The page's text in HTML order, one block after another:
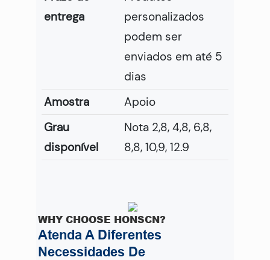
entrega
personalizados
podem ser
enviados em até 5
dias
Amostra
Apoio
Grau
disponível
Nota 2,8, 4,8, 6,8,
8,8, 10,9, 12.9
WHY CHOOSE HONSCN?
Atenda A Diferentes
Necessidades De